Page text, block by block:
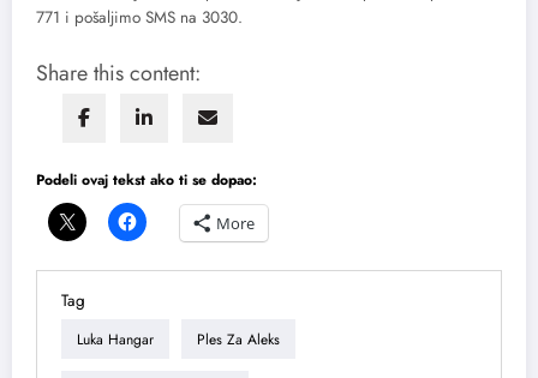
771 i pošaljimo SMS na 3030.
Share this content:
Podeli ovaj tekst ako ti se dopao:
More
Tag
Luka Hangar Ples Za Aleks